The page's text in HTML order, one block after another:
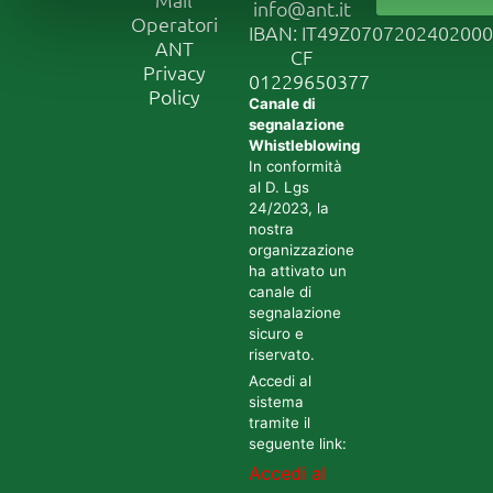
Operatori
ANT
Privacy
Policy
info@ant.it
IBAN:
CF
01229650377
Canale di
segnalazione
Whistleblowing
In conformità
al D. Lgs
24/2023, la
nostra
organizzazione
ha attivato un
canale di
segnalazione
sicuro e
riservato.
Accedi al
sistema
tramite il
seguente link:
Accedi al